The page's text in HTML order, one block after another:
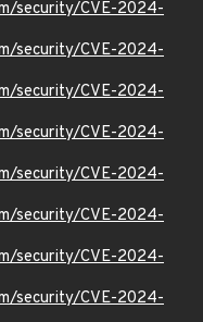
security/CVE-2024-
security/CVE-2024-
security/CVE-2024-
security/CVE-2024-
security/CVE-2024-
security/CVE-2024-
security/CVE-2024-
security/CVE-2024-